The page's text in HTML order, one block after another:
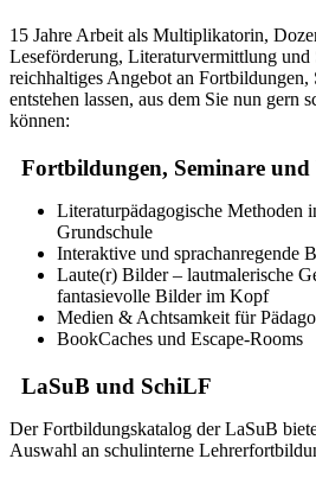
15 Jahre Arbeit als Multiplikatorin,
Leseförderung, Literaturvermittlung und
reichhaltiges Angebot an Fortbildungen,
entstehen lassen, aus dem Sie nun gern
können:
Fortbildungen, Seminare und
Literaturpädagogische Methoden
Grundschule
Interaktive und sprachanregende
Laute(r) Bilder – lautmalerische
fantasievolle Bilder im Kopf
Medien & Achtsamkeit für
BookCaches und Escape-Rooms
LaSuB und SchiLF
Der Fortbildungskatalog der LaSuB
Auswahl an schulinterne